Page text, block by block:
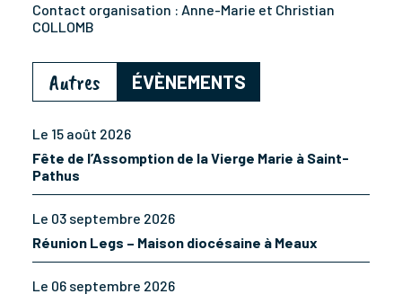
Contact organisation : Anne-Marie et Christian
COLLOMB
Autres ÉVÈNEMENTS
Le 15 août 2026
Fête de l’Assomption de la Vierge Marie à Saint-
Pathus
Le 03 septembre 2026
Réunion Legs – Maison diocésaine à Meaux
Le 06 septembre 2026